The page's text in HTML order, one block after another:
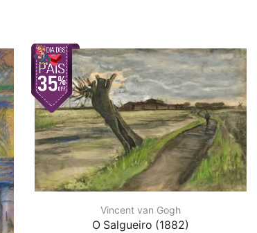
Vincent van Gogh
O Salgueiro (1882)